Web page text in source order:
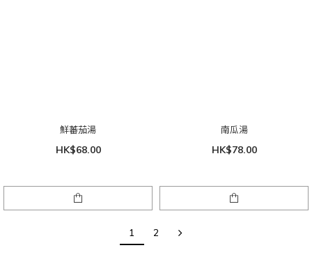
鮮蕃茄湯
HK$68.00
南瓜湯
HK$78.00
1 2